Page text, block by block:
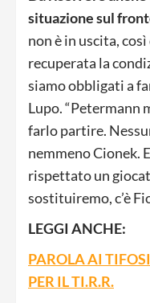
situazione sul
non è in uscita,
recuperata la
siamo obbligati a
Lupo. “Petermann
farlo partire.
nemmeno Cionek.
rispettato un
sostituiremo, c’è
LEGGI ANCHE:
PAROLA AI
PER IL TI.R.R.